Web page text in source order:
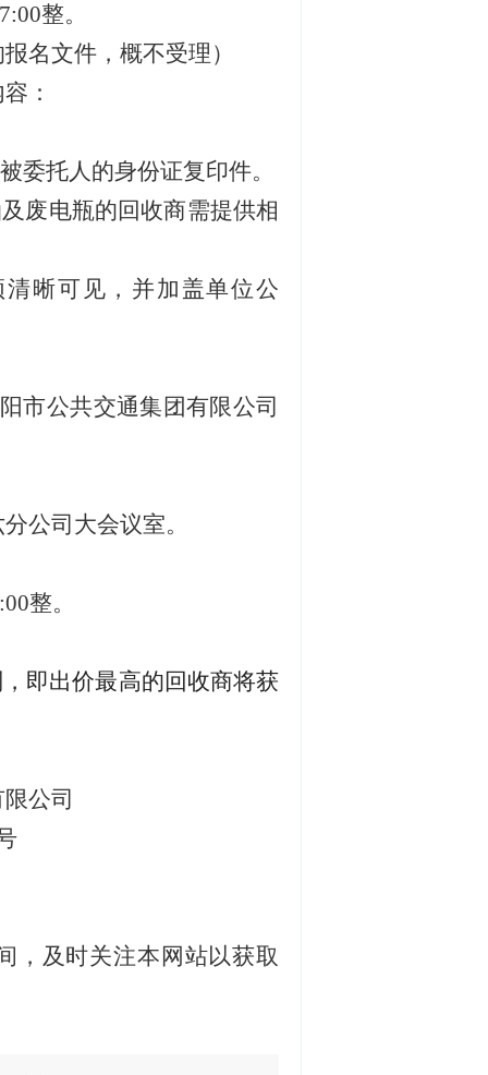
整。
名文件，概不受理）
：
委托人的身份证复印件。
废电瓶的回收商需提供相
晰可见，并加盖单位公
市公共交通集团有限公司
公司大会议室。
整。
即出价最高的回收商将获
公司
， 及时关注本网站以获取